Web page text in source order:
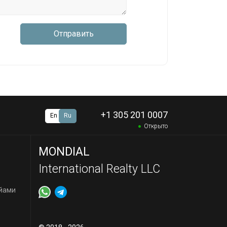
Отправить
En Ru +1 305 201 0007
Открыто
MONDIAL
International Realty LLC